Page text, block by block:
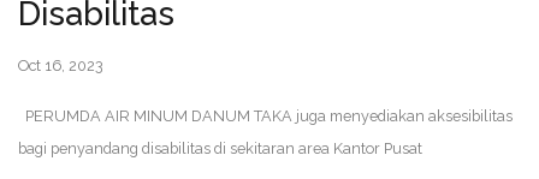
Disabilitas
Oct 16, 2023
PERUMDA AIR MINUM DANUM TAKA juga menyediakan aksesibilitas
bagi penyandang disabilitas di sekitaran area Kantor Pusat